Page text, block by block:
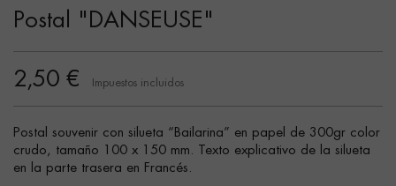
Postal "DANSEUSE"
2,50 € Impuestos incluidos
Postal souvenir con silueta “Bailarina” en papel de 300gr color
crudo, tamaño 100 x 150 mm. Texto explicativo de la silueta
en la parte trasera en Francés.